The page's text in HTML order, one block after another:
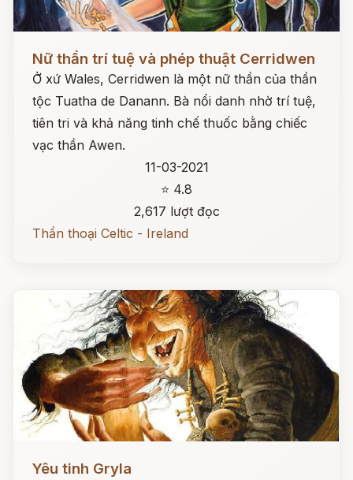
Nữ thần trí tuệ và phép thuật Cerridwen
Ở xứ Wales, Cerridwen là một nữ thần của thần
tộc Tuatha de Danann. Bà nổi danh nhờ trí tuệ,
tiên tri và khả năng tinh chế thuốc bằng chiếc
vạc thần Awen.
11-03-2021
⭐ 4.8
2,617 lượt đọc
Thần thoại Celtic - Ireland
Yêu tinh Gryla